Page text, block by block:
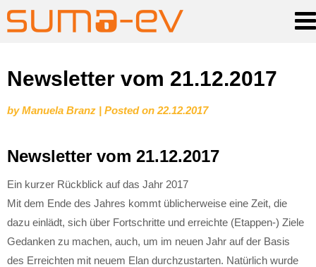
Skip
content
Newsletter vom 21.12.2017
byManuela Branz | Posted on 22.12.2017
Newsletter vom 21.12.2017
Ein kurzer Rückblick auf das Jahr 2017
Mit dem Ende des Jahres kommt üblicherweise eine Zeit, die
dazu einlädt, sich über Fortschritte und erreichte (Etappen-) Ziele
Gedanken zu machen, auch, um im neuen Jahr auf der Basis
des Erreichten mit neuem Elan durchzustarten. Natürlich wurde